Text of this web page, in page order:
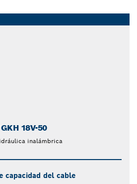
18V-50
inalámbrica
capacidad del cable